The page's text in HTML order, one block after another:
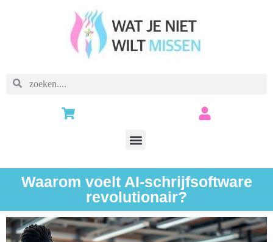
Waarom voelt AI-schrijfsoftware
revolutionair?